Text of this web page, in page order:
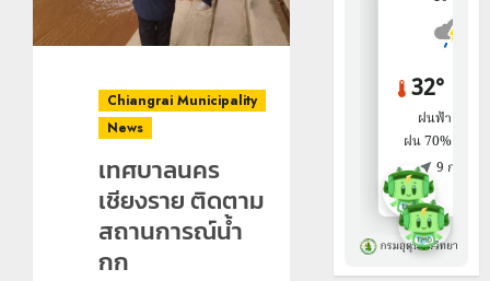
Chiangrai Municipality
News
เทศบาลนคร
เชียงราย ติดตาม
สถานการณ์น้ำ
กก